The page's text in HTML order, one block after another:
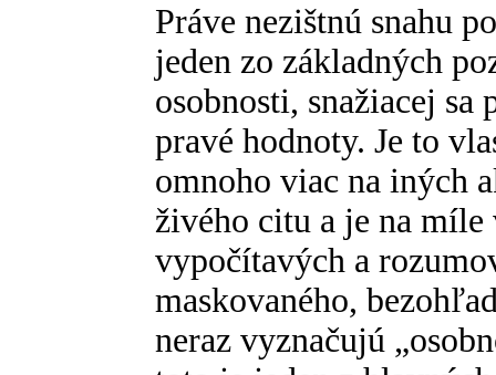
Práve nezištnú snahu
jeden zo základných
osobnosti, snažiacej
pravé hodnoty. Je to
omnoho viac na iných
živého citu a je na
vypočítavých a
maskovaného,
neraz vyznačujú